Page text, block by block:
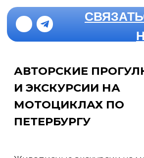
СВЯЗАТЬСЯ С
НАМИ
МОТОЦИКЛАХ ПО
ПЕТЕРБУРГУ
Санкт-Петербургу. Мы заберём Вас от дома,